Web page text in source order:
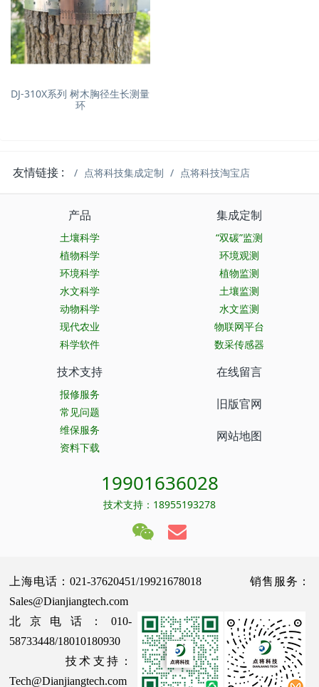
DJ-310X系列 树木胸径生长测量
环
友情链接 : 点将科技集成定制 点将科技淘宝店
产品
土壤科学
植物科学
环境科学
水文科学
动物科学
现代农业
科学软件
集成定制
“双碳”监测
环境观测
植物监测
土壤监测
水文监测
物联网平台
数采传感器
技术支持
报修服务
常见问题
维保服务
资料下载
在线留言
旧版官网
网站地图
19901636028
技术支持：18955193278
上海电话：021-37620451/19921678018 销售服务：
Sales@Dianjiangtech.com
北京电话：010-
58733448/18010180930
技术支持：
Tech@Dianjiangtech.com